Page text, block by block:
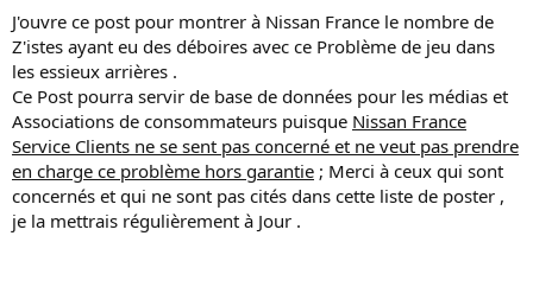
a
d
i
s
c
s
s
i
o
u
t
J'ouvre ce post pour montrer à Nissan France le nombre de
Z'istes ayant eu des déboires avec ce Problème de jeu dans
les essieux arrières .
Ce Post pourra servir de base de données pour les médias et
Associations de consommateurs puisque Nissan France
Service Clients ne se sent pas concerné et ne veut pas prendre
en charge ce problème hors garantie ; Merci à ceux qui sont
concernés et qui ne sont pas cités dans cette liste de poster ,
je la mettrais régulièrement à Jour .